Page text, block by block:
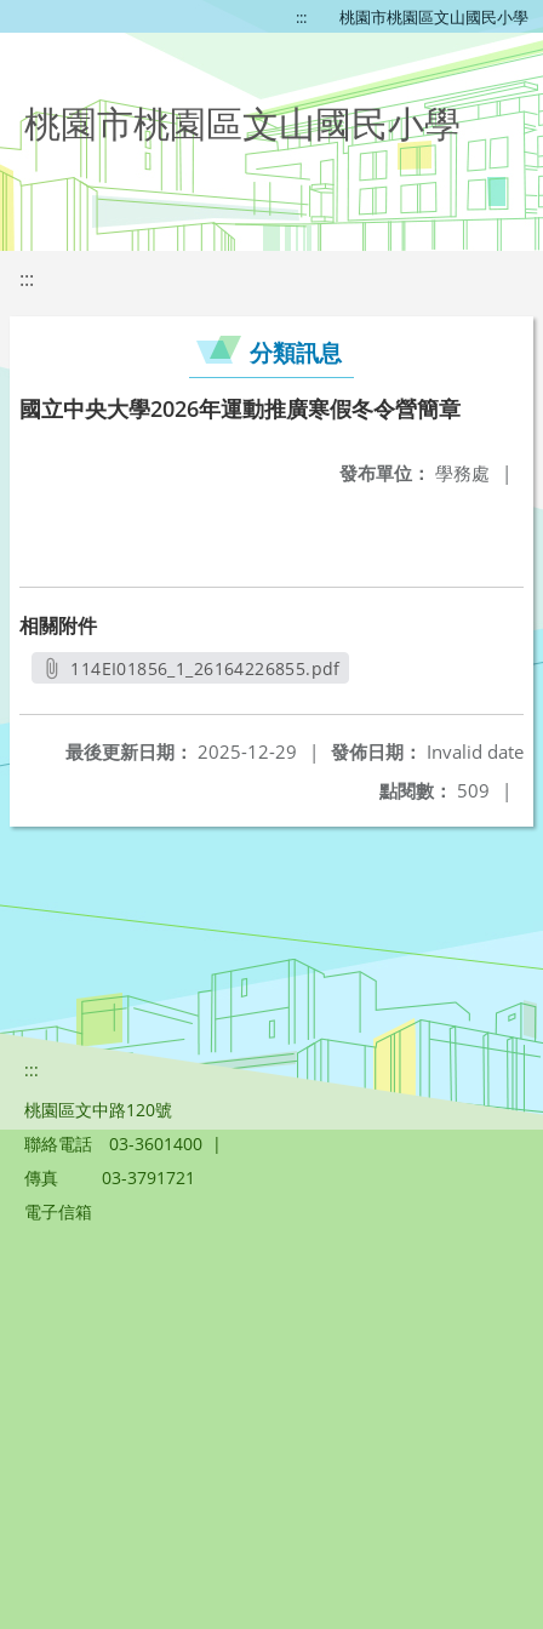
::: 桃園市桃園區文山國民小學
桃園市桃園區文山國民小學
:::
分類訊息
國立中央大學2026年運動推廣寒假冬令營簡章
發布單位： 學務處 |
相關附件
114EI01856_1_26164226855.pdf
發佈日期： Invalid date
最後更新日期： 2025-12-29
|
點閱數： 509 |
:::
桃園區文中路120號
聯絡電話
03-3601400 |
傳真
03-3791721
電子信箱